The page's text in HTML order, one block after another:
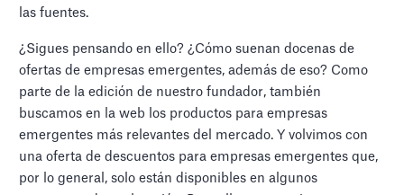
las fuentes.
¿Sigues pensando en ello? ¿Cómo suenan docenas de
ofertas de empresas emergentes, además de eso? Como
parte de la edición de nuestro fundador, también
buscamos en la web los productos para empresas
emergentes más relevantes del mercado. Y volvimos con
una oferta de descuentos para empresas emergentes que,
por lo general, solo están disponibles en algunos